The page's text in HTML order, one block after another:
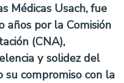
Médicas Usach, fue
años por la Comisión
(CNA),
y solidez del
su compromiso con la